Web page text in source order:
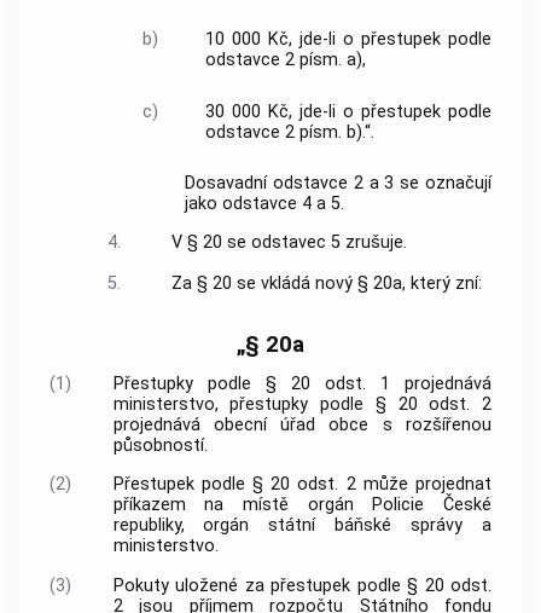
b)
10 000 Kč, jde-li o přestupek podle
odstavce 2 písm. a),
c)
30 000 Kč, jde-li o přestupek podle
odstavce 2 písm. b).“.
Dosavadní odstavce 2 a 3 se označují
jako odstavce 4 a 5.
4.
V § 20 se odstavec 5 zrušuje.
5.
Za § 20 se vkládá nový § 20a, který zní:
„§ 20a
(1)
Přestupky podle § 20 odst. 1 projednává
ministerstvo, přestupky podle § 20 odst. 2
projednává obecní úřad obce s rozšířenou
působností.
(2)
Přestupek podle § 20 odst. 2 může projednat
příkazem na místě orgán Policie České
republiky, orgán státní báňské správy a
ministerstvo.
(3)
Pokuty uložené za přestupek podle § 20 odst.
2 jsou příjmem rozpočtu Státního fondu